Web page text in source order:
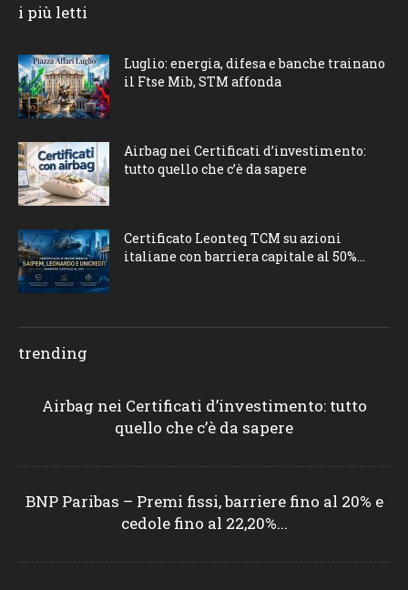
i più letti
Luglio: energia, difesa e banche trainano
il Ftse Mib, STM affonda
Airbag nei Certificati d’investimento:
tutto quello che c’è da sapere
Certificato Leonteq TCM su azioni
italiane con barriera capitale al 50%...
trending
Airbag nei Certificati d’investimento: tutto
quello che c’è da sapere
BNP Paribas – Premi fissi, barriere fino al 20% e
cedole fino al 22,20%...